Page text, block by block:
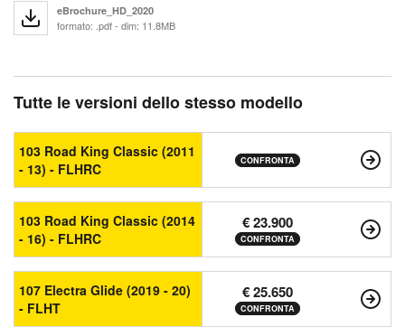
eBrochure_HD_2020
formato: .pdf - dim: 11.8MB
Tutte le versioni dello stesso modello
103 Road King Classic (2011
- 13) - FLHRC
CONFRONTA
103 Road King Classic (2014
- 16) - FLHRC
€ 23.900
CONFRONTA
107 Electra Glide (2019 - 20)
- FLHT
€ 25.650
CONFRONTA